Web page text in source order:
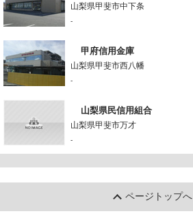
山梨県甲斐市中下条
-
甲府信用金庫
山梨県甲斐市西八幡
-
山梨県民信用組合
山梨県甲斐市万才
-
ページトップへ